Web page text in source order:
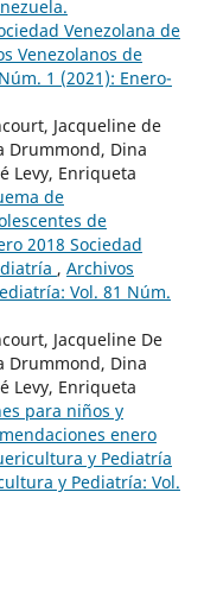
Venezolana de
Venezolanos de
1 (2021): Enero-
Jacqueline de
Drummond, Dina
Levy, Enriqueta
de
de
2018 Sociedad
, Archivos
Vol. 81 Núm.
Jacqueline De
Drummond, Dina
Levy, Enriqueta
para niños y
enero
y Pediatría
y Pediatría: Vol.